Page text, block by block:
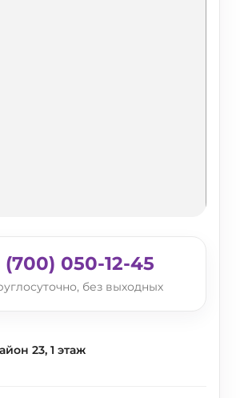
(700) 050-12-45
без выходных
23, 1 этаж